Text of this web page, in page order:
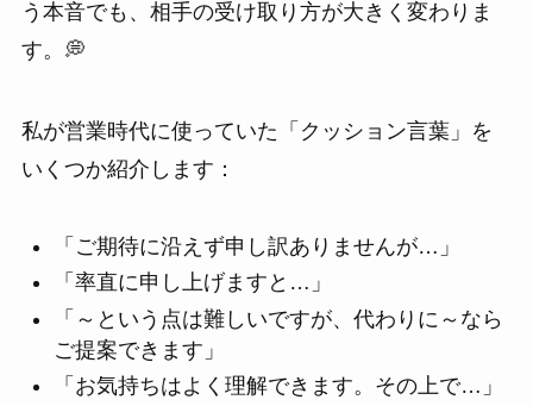
う本音でも、相手の受け取り方が大きく変わりま
す。💭
私が営業時代に使っていた「クッション言葉」を
いくつか紹介します：
「ご期待に沿えず申し訳ありませんが…」
「率直に申し上げますと…」
「～という点は難しいですが、代わりに～なら
ご提案できます」
「お気持ちはよく理解できます。その上で…」